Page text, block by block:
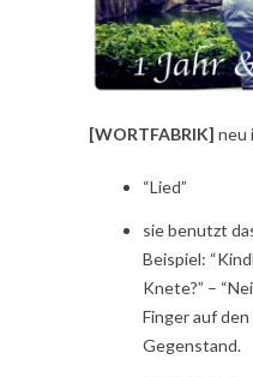
[WORTFABRIK] neu
“Lied”
sie benutzt
Beispiel:
Knete?” –
Finger auf
Gegenstand.